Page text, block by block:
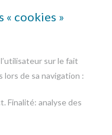
« cookies »
sur le fait
de sa navigation :
Finalité: analyse des